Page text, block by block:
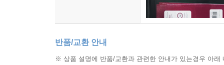
반품/교환 안내
※ 상품 설명에 반품/교환과 관련한 안내가 있는경우 아